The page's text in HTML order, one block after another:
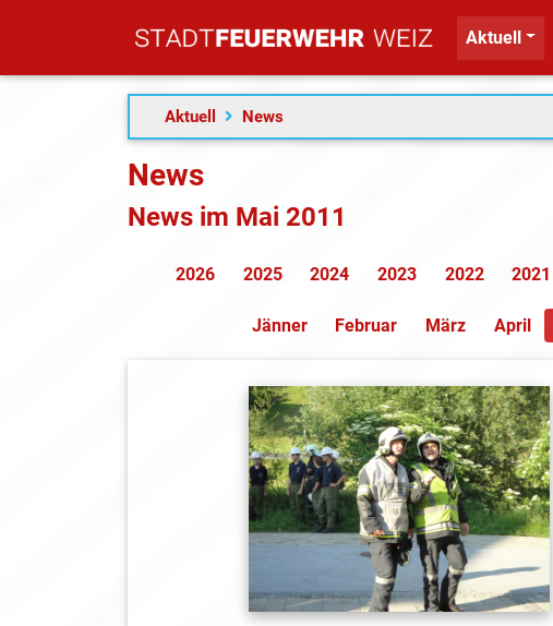
Aktuell
Aktuell News
News
News im Mai 2011
2026 2025 2024 2023 2022 2021
Jänner Februar März April